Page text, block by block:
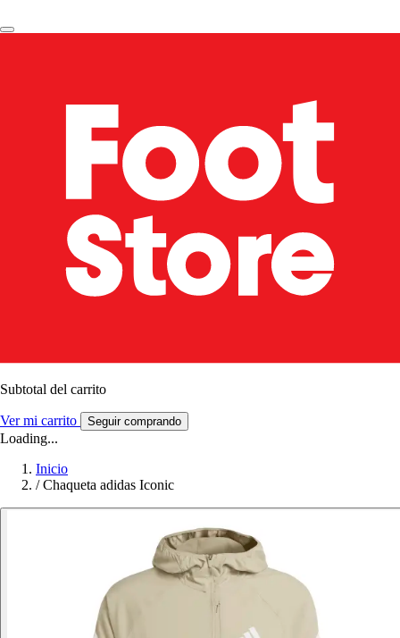
Subtotal del carrito
Ver mi carrito Seguir comprando
Loading...
Inicio
/ Chaqueta adidas Iconic